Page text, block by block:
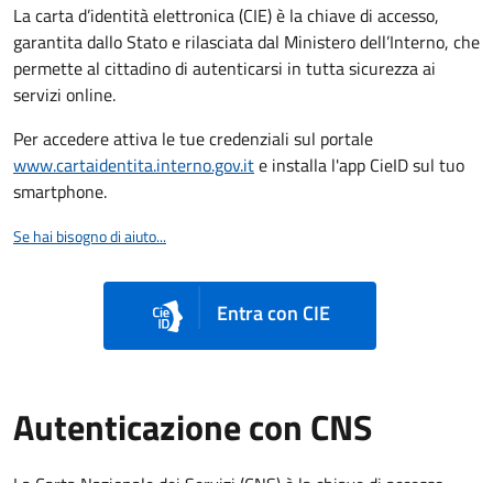
La carta d’identità elettronica (CIE) è la chiave di accesso,
garantita dallo Stato e rilasciata dal Ministero dell’Interno, che
permette al cittadino di autenticarsi in tutta sicurezza ai
servizi online.
Per accedere attiva le tue credenziali sul portale
www.cartaidentita.interno.gov.ite installa l'app CieID sul tuo
smartphone.
Se hai bisogno di aiuto...
Entra con CIE
Autenticazione con CNS